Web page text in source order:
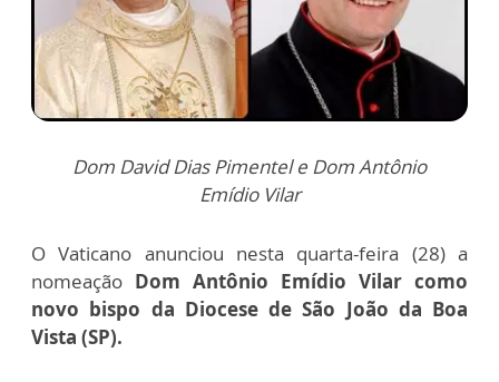
Dom David Dias Pimentel e Dom Antônio
Emídio Vilar
O Vaticano anunciou nesta quarta-feira (28) a
nomeação Dom Antônio Emídio Vilar como
novo bispo da Diocese de São João da Boa
Vista (SP).